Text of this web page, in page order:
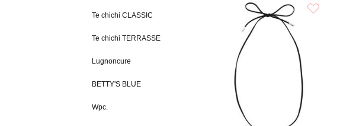
Te chichi CLASSIC
Te chichi TERRASSE
Lugnoncure
BETTY'S BLUE
Wpc.